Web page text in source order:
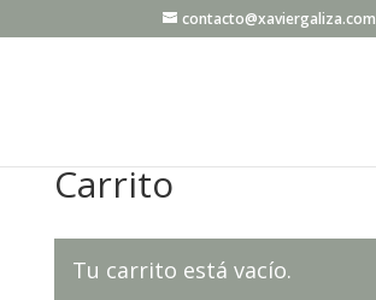
contacto@xaviergaliza.com
Carrito
Tu carrito está vacío.